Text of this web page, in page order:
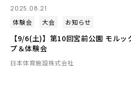
2025.08.21
体験会
大会 お知らせ
【9/6(土)】第10回宮前公園 モル
プ＆体験会
日本体育施設株式会社